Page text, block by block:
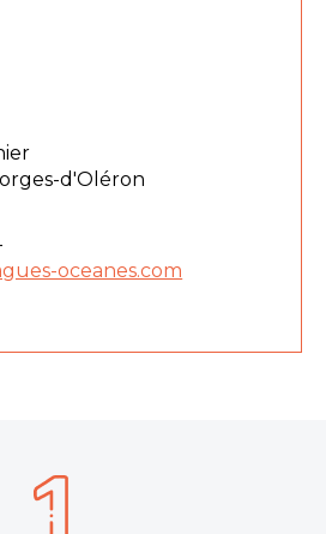
d'Oléron
oceanes.com